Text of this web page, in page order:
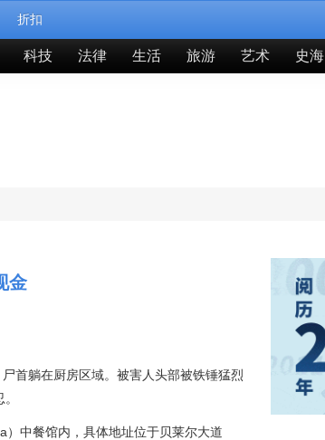
折扣
科技 法律 生活 旅游 艺术 史海
金
首躺在厨房区域。被害人头部被铁锤猛烈
中餐馆内，具体地址位于贝莱尔大道